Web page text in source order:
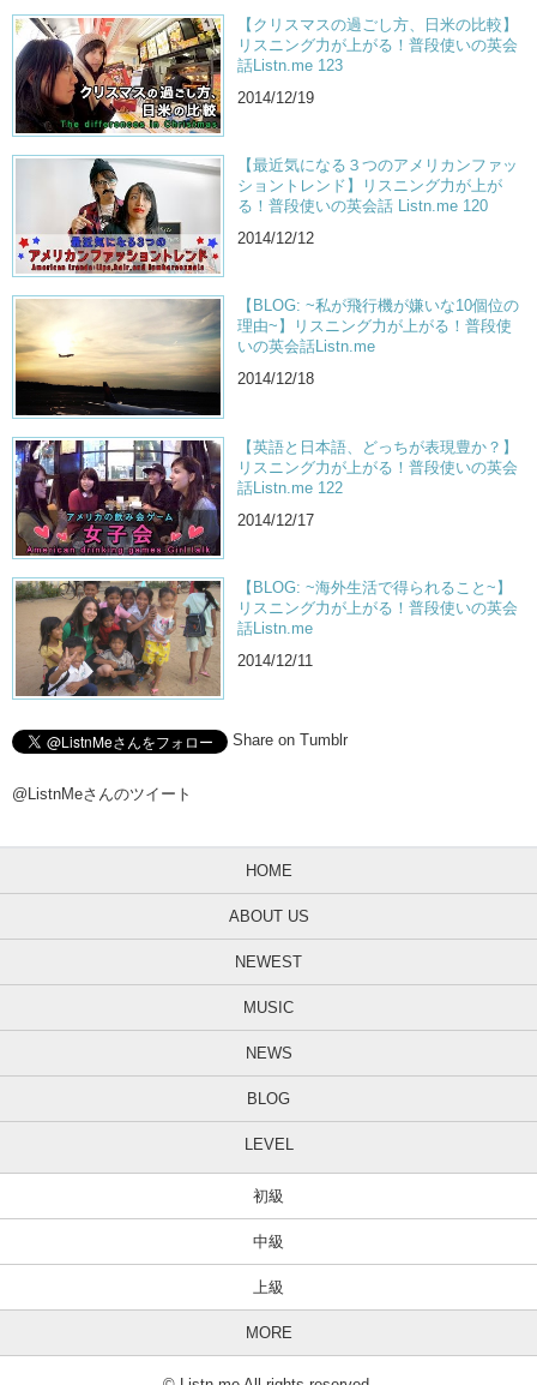
【クリスマスの過ごし方、日米の比較】
リスニング力が上がる！普段使いの英会
話Listn.me 123
2014/12/19
【最近気になる３つのアメリカンファッ
ショントレンド】リスニング力が上が
る！普段使いの英会話 Listn.me 120
2014/12/12
【BLOG: ~私が飛行機が嫌いな10個位の
理由~】リスニング力が上がる！普段使
いの英会話Listn.me
2014/12/18
【英語と日本語、どっちが表現豊か？】
リスニング力が上がる！普段使いの英会
話Listn.me 122
2014/12/17
【BLOG: ~海外生活で得られること~】
リスニング力が上がる！普段使いの英会
話Listn.me
2014/12/11
Share on Tumblr
@ListnMeさんのツイート
HOME
ABOUT US
NEWEST
MUSIC
NEWS
BLOG
LEVEL
初級
中級
上級
MORE